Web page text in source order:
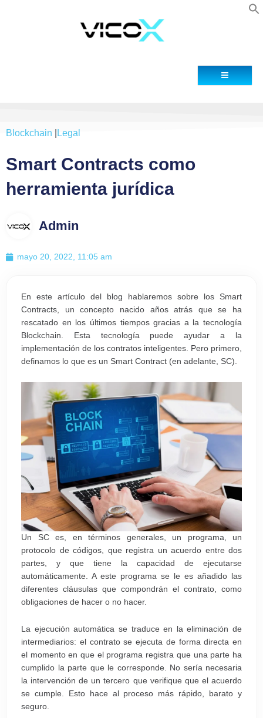
Blockchain Legal
Smart Contracts como
herramienta jurídica
Admin
mayo 20, 2022, 11:05 am
En este artículo del blog hablaremos sobre los Smart
Contracts, un concepto nacido años atrás que se ha
rescatado en los últimos tiempos gracias a la tecnología
Blockchain. Esta tecnología puede ayudar a la
implementación de los contratos inteligentes. Pero primero,
definamos lo que es un Smart Contract (en adelante, SC).
Un SC es, en términos generales, un programa, un
protocolo de códigos, que registra un acuerdo entre dos
partes, y que tiene la capacidad de ejecutarse
automáticamente. A este programa se le es añadido las
diferentes cláusulas que compondrán el contrato, como
obligaciones de hacer o no hacer.
La ejecución automática se traduce en la eliminación de
intermediarios: el contrato se ejecuta de forma directa en
el momento en que el programa registra que una parte ha
cumplido la parte que le corresponde. No sería necesaria
la intervención de un tercero que verifique que el acuerdo
se cumple. Esto hace al proceso más rápido, barato y
seguro.